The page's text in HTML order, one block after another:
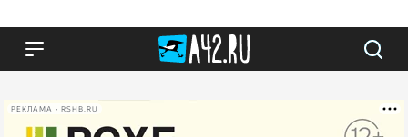
РЕКЛАМА • RSHB.RU